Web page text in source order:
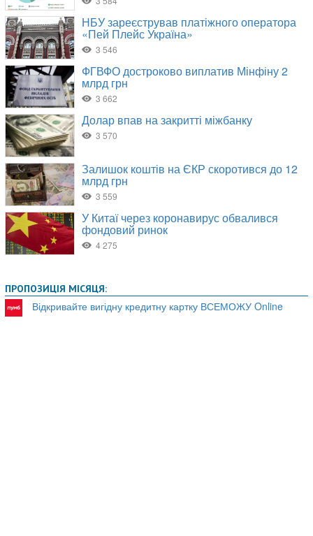
ПРОПОЗИЦІЯ МІСЯЦЯ:
Відкривайте вигідну кредитну картку ВСЕМОЖУ Online